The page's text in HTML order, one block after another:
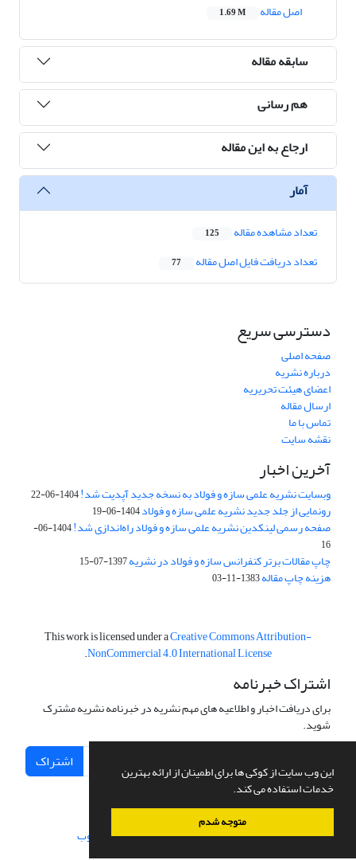
این وب سایت از کوکی ها برای اطمینان از ارائه بهترین
خدمات استفاده می کند.
متوجه شدم
اصل مقاله
1.69 M
سابقه مقاله
هم رسانی
ارجاع به این مقاله
آمار
تعداد مشاهده مقاله 125
تعداد دریافت فایل اصل مقاله 77
دسترسی سریع
صفحه اصلی
درباره نشریه
اعضای هیئت تحریریه
ارسال مقاله
تماس با ما
نقشه سایت
آخرین اخبار
وبسایت نشریه علمی سازه و فولاد به نسخه جدید آپدیت شد!1404-06-22
رونمایی از جلد جدید نشریه علمی سازه و فولاد1404-06-19
صفحه رسمی لینکدین نشریه علمی سازه و فولاد راه‌اندازی شد!
1404-06-
16
چاپ مقالات برتر کنفرانس سازه و فولاد در نشریه1397-07-15
هزینه چاپ مقاله1383-11-03
This work is licensed under aCreative Commons Attribution-
NonCommercial 4.0 International License
.
اشتراک خبرنامه
برای دریافت اخبار و اطلاعیه های مهم نشریه در خبرنامه نشریه مشترک
شوید.
اشتراک
سامانه مدیریت نشریات علمی.طراحی و پیاده سازی از سیناوب